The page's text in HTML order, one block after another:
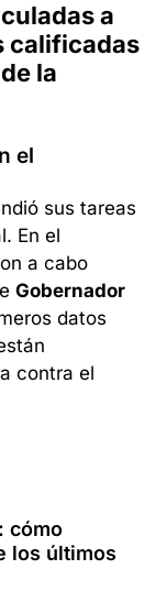
a
calificadas
la
el
sus tareas
En el
a cabo
Gobernador
datos
contra el
cómo
los últimos